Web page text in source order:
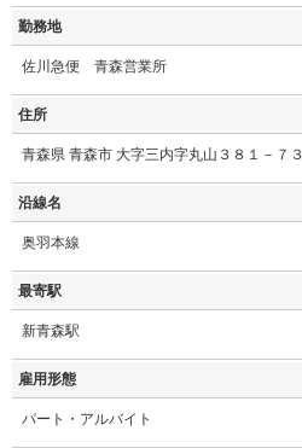
勤務地
佐川急便 青森営業所
住所
青森県 青森市 大字三内字丸山３８１－７３
沿線名
奥羽本線
最寄駅
新青森駅
雇用形態
パート・アルバイト